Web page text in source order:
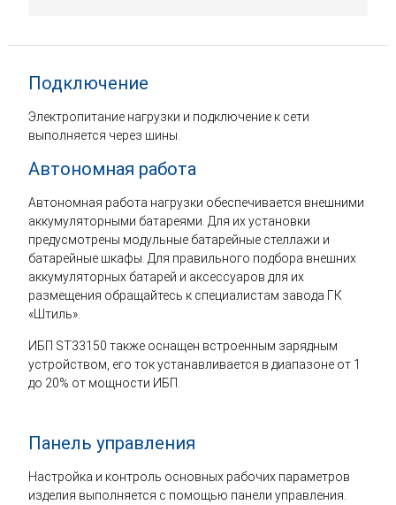
Подключение
Электропитание нагрузки и подключение к сети
выполняется через шины.
Автономная работа
Автономная работа нагрузки обеспечивается внешними
аккумуляторными батареями. Для их установки
предусмотрены модульные батарейные стеллажи и
батарейные шкафы. Для правильного подбора внешних
аккумуляторных батарей и аксессуаров для их
размещения обращайтесь к специалистам завода ГК
«Штиль».
ИБП ST33150 также оснащен встроенным зарядным
устройством, его ток устанавливается в диапазоне от 1
до 20% от мощности ИБП.
Панель управления
Настройка и контроль основных рабочих параметров
изделия выполняется с помощью панели управления.